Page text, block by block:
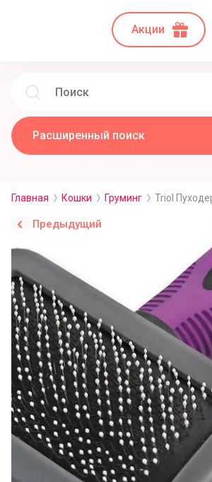
Акции
Расширенный поиск
Главная Кошки Груминг Triol
Предыдущий